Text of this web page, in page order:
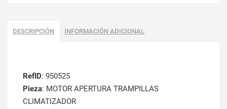
DESCRIPCIÓN INFORMACIÓN ADICIONAL
RefID: 950525
Pieza: MOTOR APERTURA TRAMPILLAS
CLIMATIZADOR